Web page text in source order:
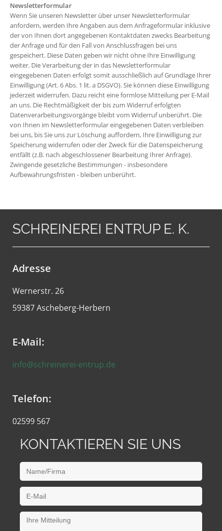
Newsletterformular
Wenn Sie unseren Newsletter über unser Newsletterformular
anfordern, werden Ihre Angaben aus dem Anfrageformular inklusive
der von Ihnen dort angegebenen Kontaktdaten zwecks Bearbeitung
der Anfrage und für den Fall von Anschlussfragen bei uns
gespeichert. Diese Daten geben wir nicht ohne Ihre Einwilligung
weiter. Die Verarbeitung der in das Newsletterformular
eingegebenen Daten erfolgt somit ausschließlich auf Grundlage Ihrer
Einwilligung (Art. 6 Abs. 1 lit. a DSGVO). Sie können diese Einwilligung
jederzeit widerrufen. Dazu reicht eine formlose Mitteilung per E-Mail
an uns. Die Rechtmäßigkeit der bis zum Widerruf erfolgten
Datenverarbeitungsvorgänge bleibt vom Widerruf unberührt. Die
von Ihnen im Newsletterformular eingegebenen Daten verbleiben
bei uns, bis Sie uns zur Löschung auffordern, Ihre Einwilligung zur
Speicherung widerrufen oder der Zweck für die Datenspeicherung
entfällt (z.B. nach abgeschlossener Bearbeitung Ihrer Anfrage).
Zwingende gesetzliche Bestimmungen - insbesondere
Aufbewahrungsfristen - bleiben unberührt.
SCHREINEREI ENTRUP E. K.
Adresse
Wernerstr. 26
59387 Ascheberg-Herbern
E-Mail:
info@schreinerei-entrup.de
Telefon:
02599 567
KONTAKTIEREN SIE UNS